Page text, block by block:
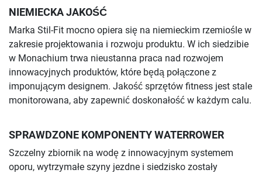
NIEMIECKA JAKOŚĆ
Marka Stil-Fit mocno opiera się na niemieckim rzemiośle w
zakresie projektowania i rozwoju produktu. W ich siedzibie
w Monachium trwa nieustanna praca nad rozwojem
innowacyjnych produktów, które będą połączone z
imponującym designem. Jakość sprzętów fitness jest stale
monitorowana, aby zapewnić doskonałość w każdym calu.
SPRAWDZONE KOMPONENTY WATERROWER
Szczelny zbiornik na wodę z innowacyjnym systemem
oporu, wytrzymałe szyny jezdne i siedzisko zostały